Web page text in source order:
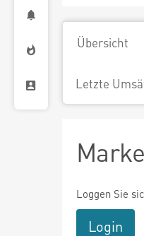
Übersicht
Letzte
Loggen Sie
Login